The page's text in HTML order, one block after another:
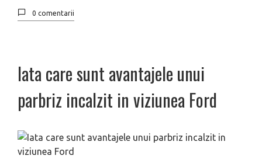
0 comentarii
Iata care sunt avantajele unui
parbriz incalzit in viziunea Ford